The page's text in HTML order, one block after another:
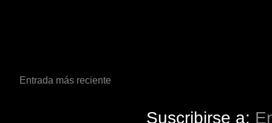
Entrada más reciente
Suscribirse a: